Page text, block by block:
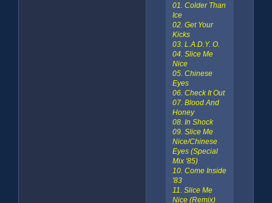
01. Colder Than
Ice
02. Get Your
Kicks
03. L.A.D.Y. O.
04. Slice Me
Nice
05. Chinese
Eyes
06. Check It Out
07. Blood And
Honey
08. In Shock
09. Slice Me
Nice/Chinese
Eyes (Special
Mix '85)
10. Come Inside
'83
11. Slice Me
Nice (Remix)